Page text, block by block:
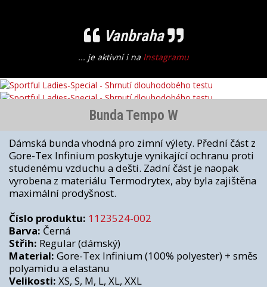
Vanbraha
... je aktivní i na Instagramu
Bunda Tempo W
Dámská bunda vhodná pro zimní výlety. Přední část z
Gore-Tex Infinium poskytuje vynikající ochranu proti
studenému vzduchu a dešti. Zadní část je naopak
vyrobena z materiálu Termodrytex, aby byla zajištěna
maximální prodyšnost.
Číslo produktu: 1123524-002
Barva: Černá
Střih: Regular (dámský)
Material: Gore-Tex Infinium (100% polyester) + směs
polyamidu a elastanu
Velikosti: XS, S, M, L, XL, XXL